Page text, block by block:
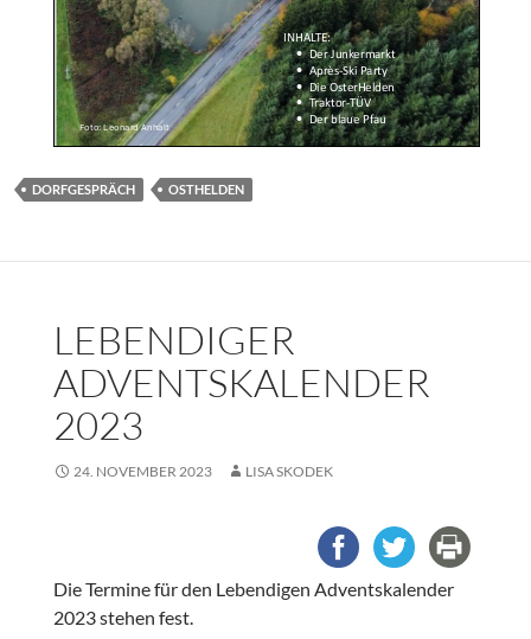
DORFGESPRÄCH OSTHELDEN
LEBENDIGER
ADVENTSKALENDER
2023
24. NOVEMBER 2023 LISA SKODEK
Die Termine für den Lebendigen Adventskalender
2023 stehen fest.